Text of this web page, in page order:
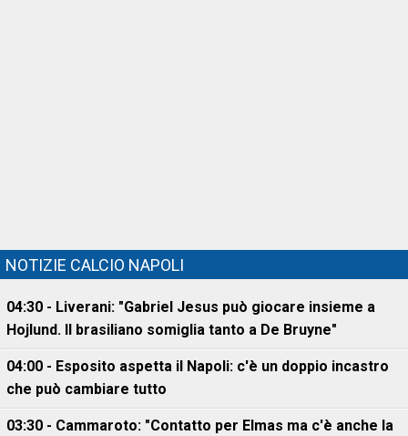
NOTIZIE CALCIO NAPOLI
04:30 - Liverani: "Gabriel Jesus può giocare insieme a
Hojlund. Il brasiliano somiglia tanto a De Bruyne"
04:00 - Esposito aspetta il Napoli: c'è un doppio incastro
che può cambiare tutto
03:30 - Cammaroto: "Contatto per Elmas ma c'è anche la